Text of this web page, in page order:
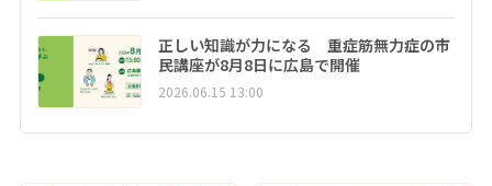
正しい知識が力になる 重症筋無力症の市
民講座が8月8日に広島で開催
2026.06.15 13:00